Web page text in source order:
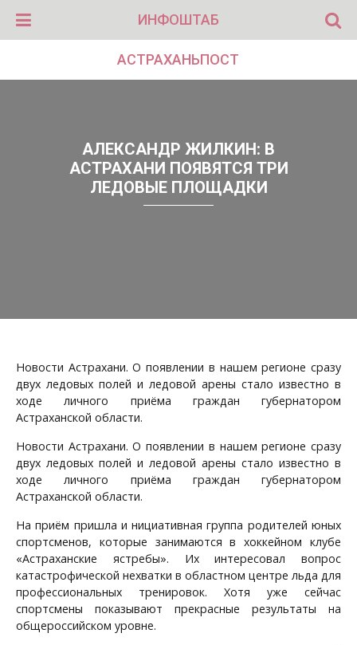
ИНФОШТАБ
АСТРАХАНЬПОСТ
АЛЕКСАНДР ЖИЛКИН: В
АСТРАХАНИ ПОЯВЯТСЯ ТРИ
ЛЕДОВЫЕ ПЛОЩАДКИ
Новости Астрахани. О появлении в нашем регионе сразу
двух ледовых полей и ледовой арены стало известно в
ходе личного приёма граждан губернатором
Астраханской области.
Новости Астрахани. О появлении в нашем регионе сразу
двух ледовых полей и ледовой арены стало известно в
ходе личного приёма граждан губернатором
Астраханской области.
На приём пришла и нициативная группа родителей юных
спортсменов, которые занимаются в хоккейном клубе
«Астраханские ястребы». Их интересовал вопрос
катастрофической нехватки в областном центре льда для
профессиональных тренировок. Хотя уже сейчас
спортсмены показывают прекрасные результаты на
общероссийском уровне.